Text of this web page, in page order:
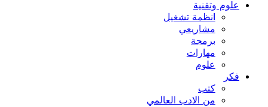
علوم وتقنية
انظمة تشغيل
مشاريعي
برمجة
مهارات
علوم
فكر
كتب
من الادب العالمي